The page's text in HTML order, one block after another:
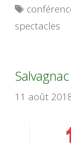
Étiquettes
spectacles
11 août